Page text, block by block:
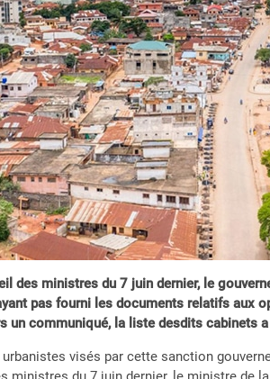
des ministres du 7 juin dernier, le
pas fourni les documents relatifs
un communiqué, la liste desdits cabinets
visés par cette sanction